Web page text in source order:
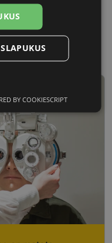
20 mm
plotis, mm
Rinkodaros
slapukai
slapukai
BY COOKIESCRIPT